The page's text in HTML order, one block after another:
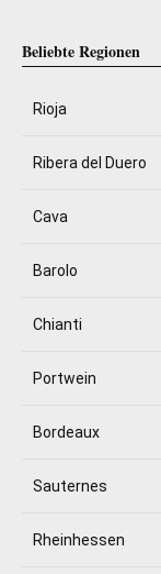
Beliebte Regionen
Rioja
Ribera del Duero
Cava
Barolo
Chianti
Portwein
Bordeaux
Sauternes
Rheinhessen